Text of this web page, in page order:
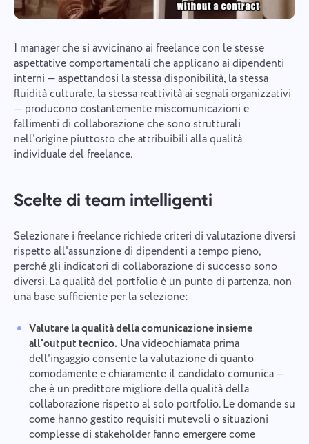
I manager che si avvicinano ai freelance con le stesse
aspettative comportamentali che applicano ai dipendenti
interni — aspettandosi la stessa disponibilità, la stessa
fluidità culturale, la stessa reattività ai segnali organizzativi
— producono costantemente miscomunicazioni e
fallimenti di collaborazione che sono strutturali
nell'origine piuttosto che attribuibili alla qualità
individuale del freelance.
Scelte di team intelligenti
Selezionare i freelance richiede criteri di valutazione diversi
rispetto all'assunzione di dipendenti a tempo pieno,
perché gli indicatori di collaborazione di successo sono
diversi. La qualità del portfolio è un punto di partenza, non
una base sufficiente per la selezione:
Valutare la qualità della comunicazione insieme
all'output tecnico. Una videochiamata prima
dell'ingaggio consente la valutazione di quanto
comodamente e chiaramente il candidato comunica —
che è un predittore migliore della qualità della
collaborazione rispetto al solo portfolio. Le domande su
come hanno gestito requisiti mutevoli o situazioni
complesse di stakeholder fanno emergere come